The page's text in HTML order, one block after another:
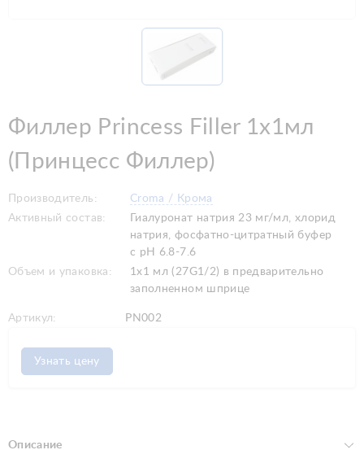
Филлер Princess Filler 1x1мл
(Принцесс Филлер)
Производитель:
Croma / Крома
Активный состав:
Гиалуронат натрия 23 мг/мл, хлорид
натрия, фосфатно-цитратный буфер
с рН 6.8-7.6
Объем и упаковка:
1x1 мл (27G1/2) в предварительно
заполненном шприце
Артикул: PN002
Узнать цену
Описание